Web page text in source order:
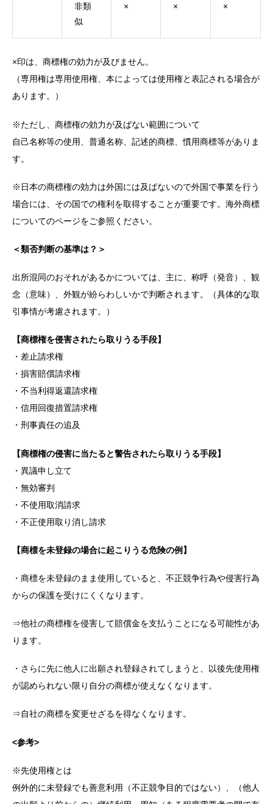
非類
似
× × ×
×印は、商標権の効力が及びません。
（専用権は専用使用権、本によっては使用権と表記される場合が
あります。）
※ただし、商標権の効力が及ばない範囲について
自己名称等の使用、普通名称、記述的商標、慣用商標等がありま
す。
※日本の商標権の効力は外国には及ばないので外国で事業を行う
場合には、その国での権利を取得することが重要です。海外商標
についてのページをご参照ください。
＜類否判断の基準は？＞
出所混同のおそれがあるかについては、主に、称呼（発音）、観
念（意味）、外観が紛らわしいかで判断されます。（具体的な取
引事情が考慮されます。）
【商標権を侵害されたら取りうる手段】
・差止請求権
・損害賠償請求権
・不当利得返還請求権
・信用回復措置請求権
・刑事責任の追及
【商標権の侵害に当たると警告されたら取りうる手段】
・異議申し立て
・無効審判
・不使用取消請求
・不正使用取り消し請求
【商標を未登録の場合に起こりうる危険の例】
・商標を未登録のまま使用していると、不正競争行為や侵害行為
からの保護を受けにくくなります。
⇒他社の商標権を侵害して賠償金を支払うことになる可能性があ
ります。
・さらに先に他人に出願され登録されてしまうと、以後先使用権
が認められない限り自分の商標が使えなくなります。
⇒自社の商標を変更せざるを得なくなります。
<参考>
※先使用権とは
例外的に未登録でも善意利用（不正競争目的ではない）、（他人